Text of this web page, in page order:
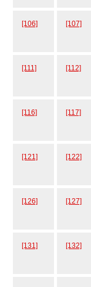
[106] [107]
[111] [112]
[116] [117]
[121] [122]
[126] [127]
[131] [132]